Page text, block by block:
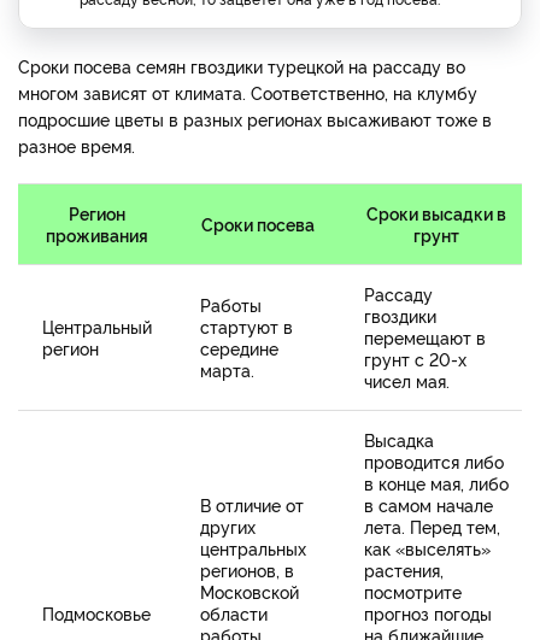
Сроки посева семян гвоздики турецкой на рассаду во
многом зависят от климата. Соответственно, на клумбу
подросшие цветы в разных регионах высаживают тоже в
разное время.
Регион
проживания
Сроки посева
Сроки высадки в
грунт
Центральный
регион
Работы
стартуют в
середине
марта.
Рассаду
гвоздики
перемещают в
грунт с 20-х
чисел мая.
Подмосковье
В отличие от
других
центральных
регионов, в
Московской
области
работы
Высадка
проводится либо
в конце мая, либо
в самом начале
лета. Перед тем,
как «выселять»
растения,
посмотрите
прогноз погоды
на ближайшие